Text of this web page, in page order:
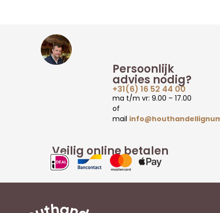
Veilig online betalen
Persoonlijk
advies nodig?
+31(6) 16 52 44 00
ma t/m vr: 9.00 – 17.00
of
mail